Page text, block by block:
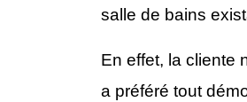
salle de bains
En effet, la cliente
a préféré tout